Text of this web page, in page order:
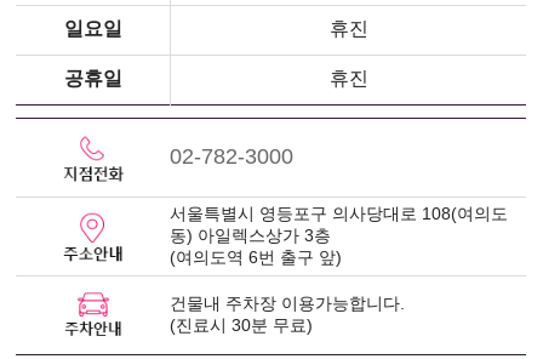
일요일 휴진
공휴일 휴진
02-782-3000
서울특별시 영등포구 의사당대로 108(여의도
동) 아일렉스상가 3층
(여의도역 6번 출구 앞)
건물내 주차장 이용가능합니다.
(진료시 30분 무료)